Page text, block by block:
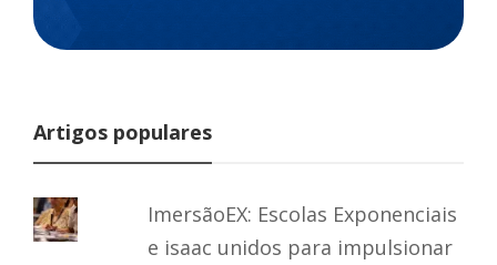
Artigos populares
ImersãoEX: Escolas Exponenciais
e isaac unidos para impulsionar